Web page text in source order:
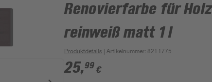
Renovierfarbe für
reinweiß matt 1 l
Produktdetails | Artikelnummer: 8211775
25,99 €